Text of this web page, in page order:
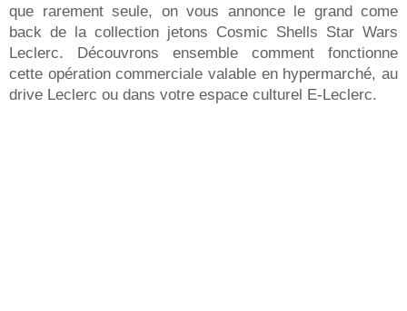
que rarement seule, on vous annonce le grand come
back de la collection jetons Cosmic Shells Star Wars
Leclerc. Découvrons ensemble comment fonctionne
cette opération commerciale valable en hypermarché, au
drive Leclerc ou dans votre espace culturel E-Leclerc.